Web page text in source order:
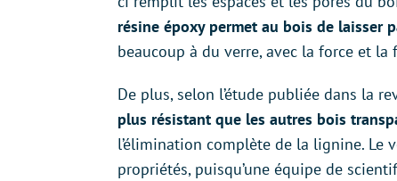
résine époxy permet au bois de laisser
beaucoup à du verre, avec la force et
De plus, selon l’étude publiée dans la
plus résistant que les autres bois
l’élimination complète de la lignine.
propriétés, puisqu’une équipe de